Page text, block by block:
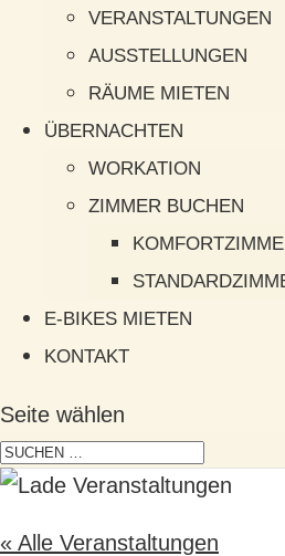
VERANSTALTUNGEN
AUSSTELLUNGEN
RÄUME MIETEN
ÜBERNACHTEN
WORKATION
ZIMMER BUCHEN
E-BIKES MIETEN
KONTAKT
Seite wählen
« Alle Veranstaltungen